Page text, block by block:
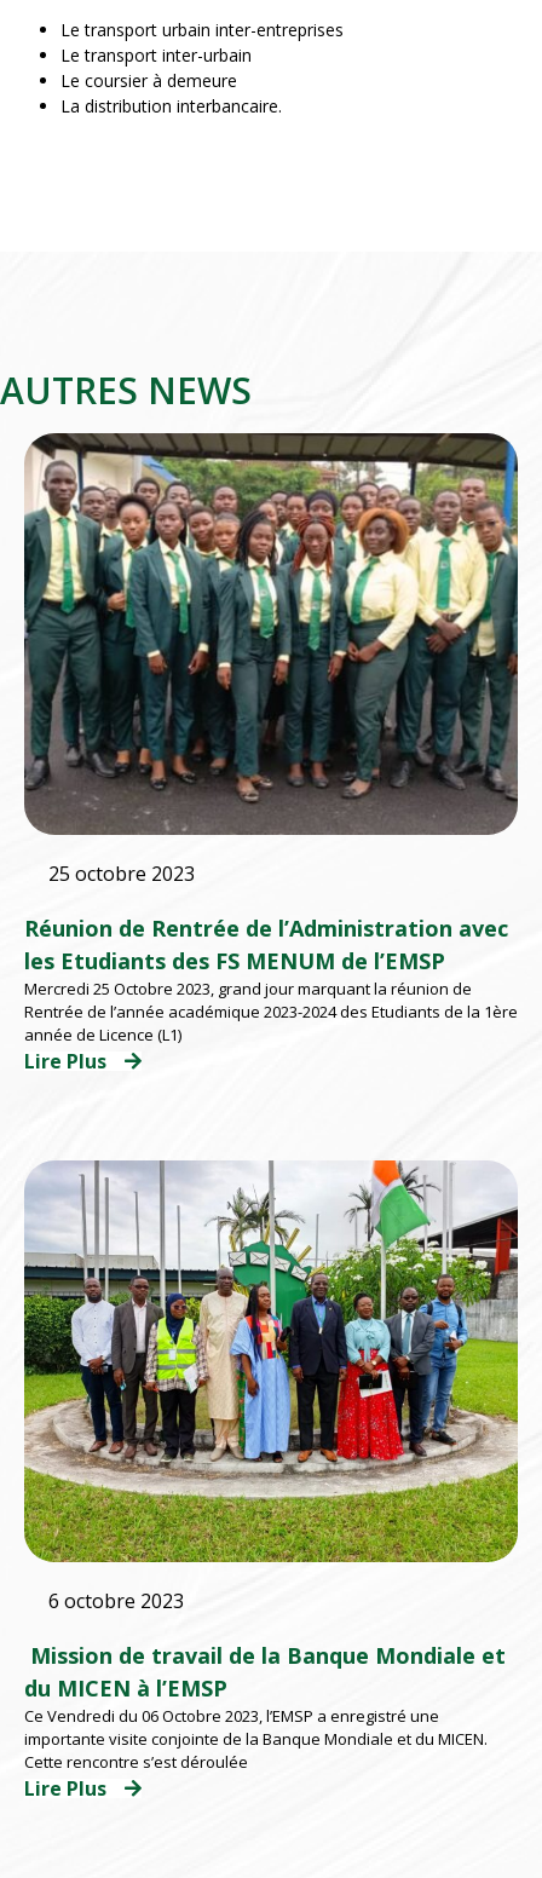
Le transport urbain inter-entreprises
Le transport inter-urbain
Le coursier à demeure
La distribution interbancaire.
AUTRES NEWS
25 octobre 2023
Réunion de Rentrée de l’Administration avec
les Etudiants des FS MENUM de l’EMSP
Mercredi 25 Octobre 2023, grand jour marquant la réunion de
Rentrée de l’année académique 2023-2024 des Etudiants de la 1ère
année de Licence (L1)
Lire Plus
6 octobre 2023
Mission de travail de la Banque Mondiale et
du MICEN à l’EMSP
Ce Vendredi du 06 Octobre 2023, l’EMSP a enregistré une
importante visite conjointe de la Banque Mondiale et du MICEN.
Cette rencontre s’est déroulée
Lire Plus